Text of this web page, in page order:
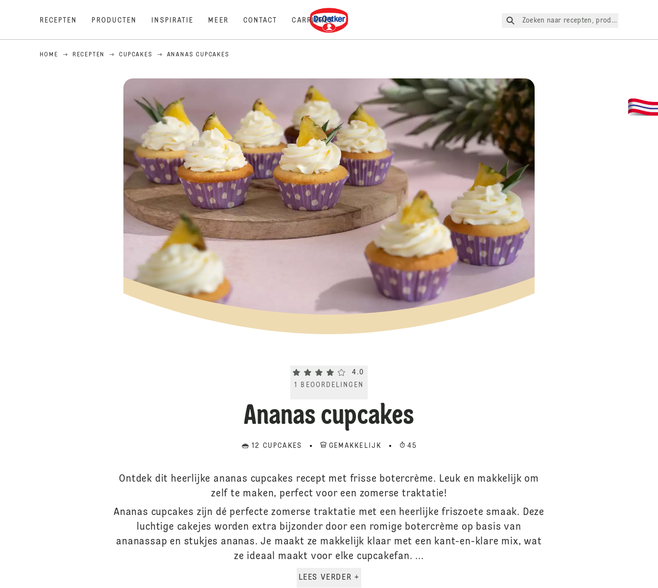
RECEPTEN PRODUCTEN INSPIRATIE MEER CONTACT CARRIÈRES
Dr. Oetker
Zoeken naar recepten, producten, enz.
HOME RECEPTEN CUPCAKES ANANAS CUPCAKES
Current rating 4.0. Click to rate.
4.0
1
BEOORDELINGEN
Ananas cupcakes
12 CUPCAKES GEMAKKELIJK 45
Ontdek dit heerlijke ananas cupcakes recept met frisse botercrème. Leuk en makkelijk om
zelf te maken, perfect voor een zomerse traktatie!
Ananas cupcakes zijn dé perfecte zomerse traktatie met een heerlijke friszoete smaak. Deze
luchtige cakejes worden extra bijzonder door een romige botercrème op basis van
ananassap en stukjes ananas. Je maakt ze makkelijk klaar met een kant-en-klare mix, wat
ze ideaal maakt voor elke cupcakefan. ...
LEES VERDER +